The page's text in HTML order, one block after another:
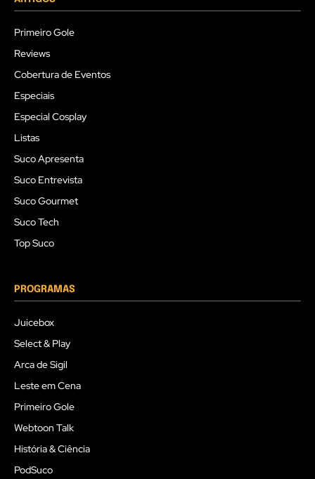
Primeiro Gole
Reviews
Cobertura de Eventos
Especiais
Especial Cosplay
Listas
Suco Apresenta
Suco Entrevista
Suco Gourmet
Suco Tech
Top Suco
PROGRAMAS
Juicebox
Select & Play
Arca de Sigil
Leste em Cena
Primeiro Gole
Webtoon Talk
História & Ciência
PodSuco